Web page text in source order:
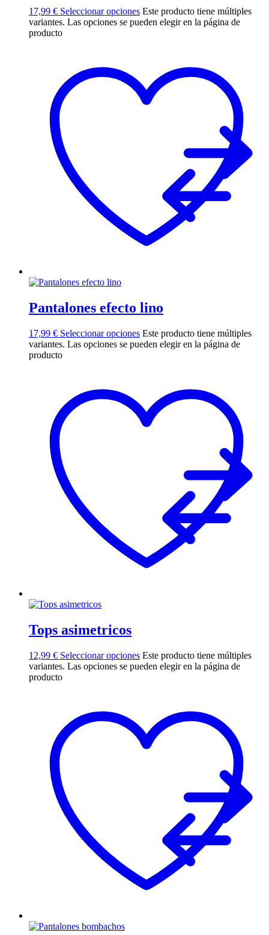
17,99 € Seleccionar opciones Este producto tiene múltiples
variantes. Las opciones se pueden elegir en la página de
producto
Pantalones efecto lino
17,99 € Seleccionar opciones Este producto tiene múltiples
variantes. Las opciones se pueden elegir en la página de
producto
Tops asimetricos
12,99 € Seleccionar opciones Este producto tiene múltiples
variantes. Las opciones se pueden elegir en la página de
producto